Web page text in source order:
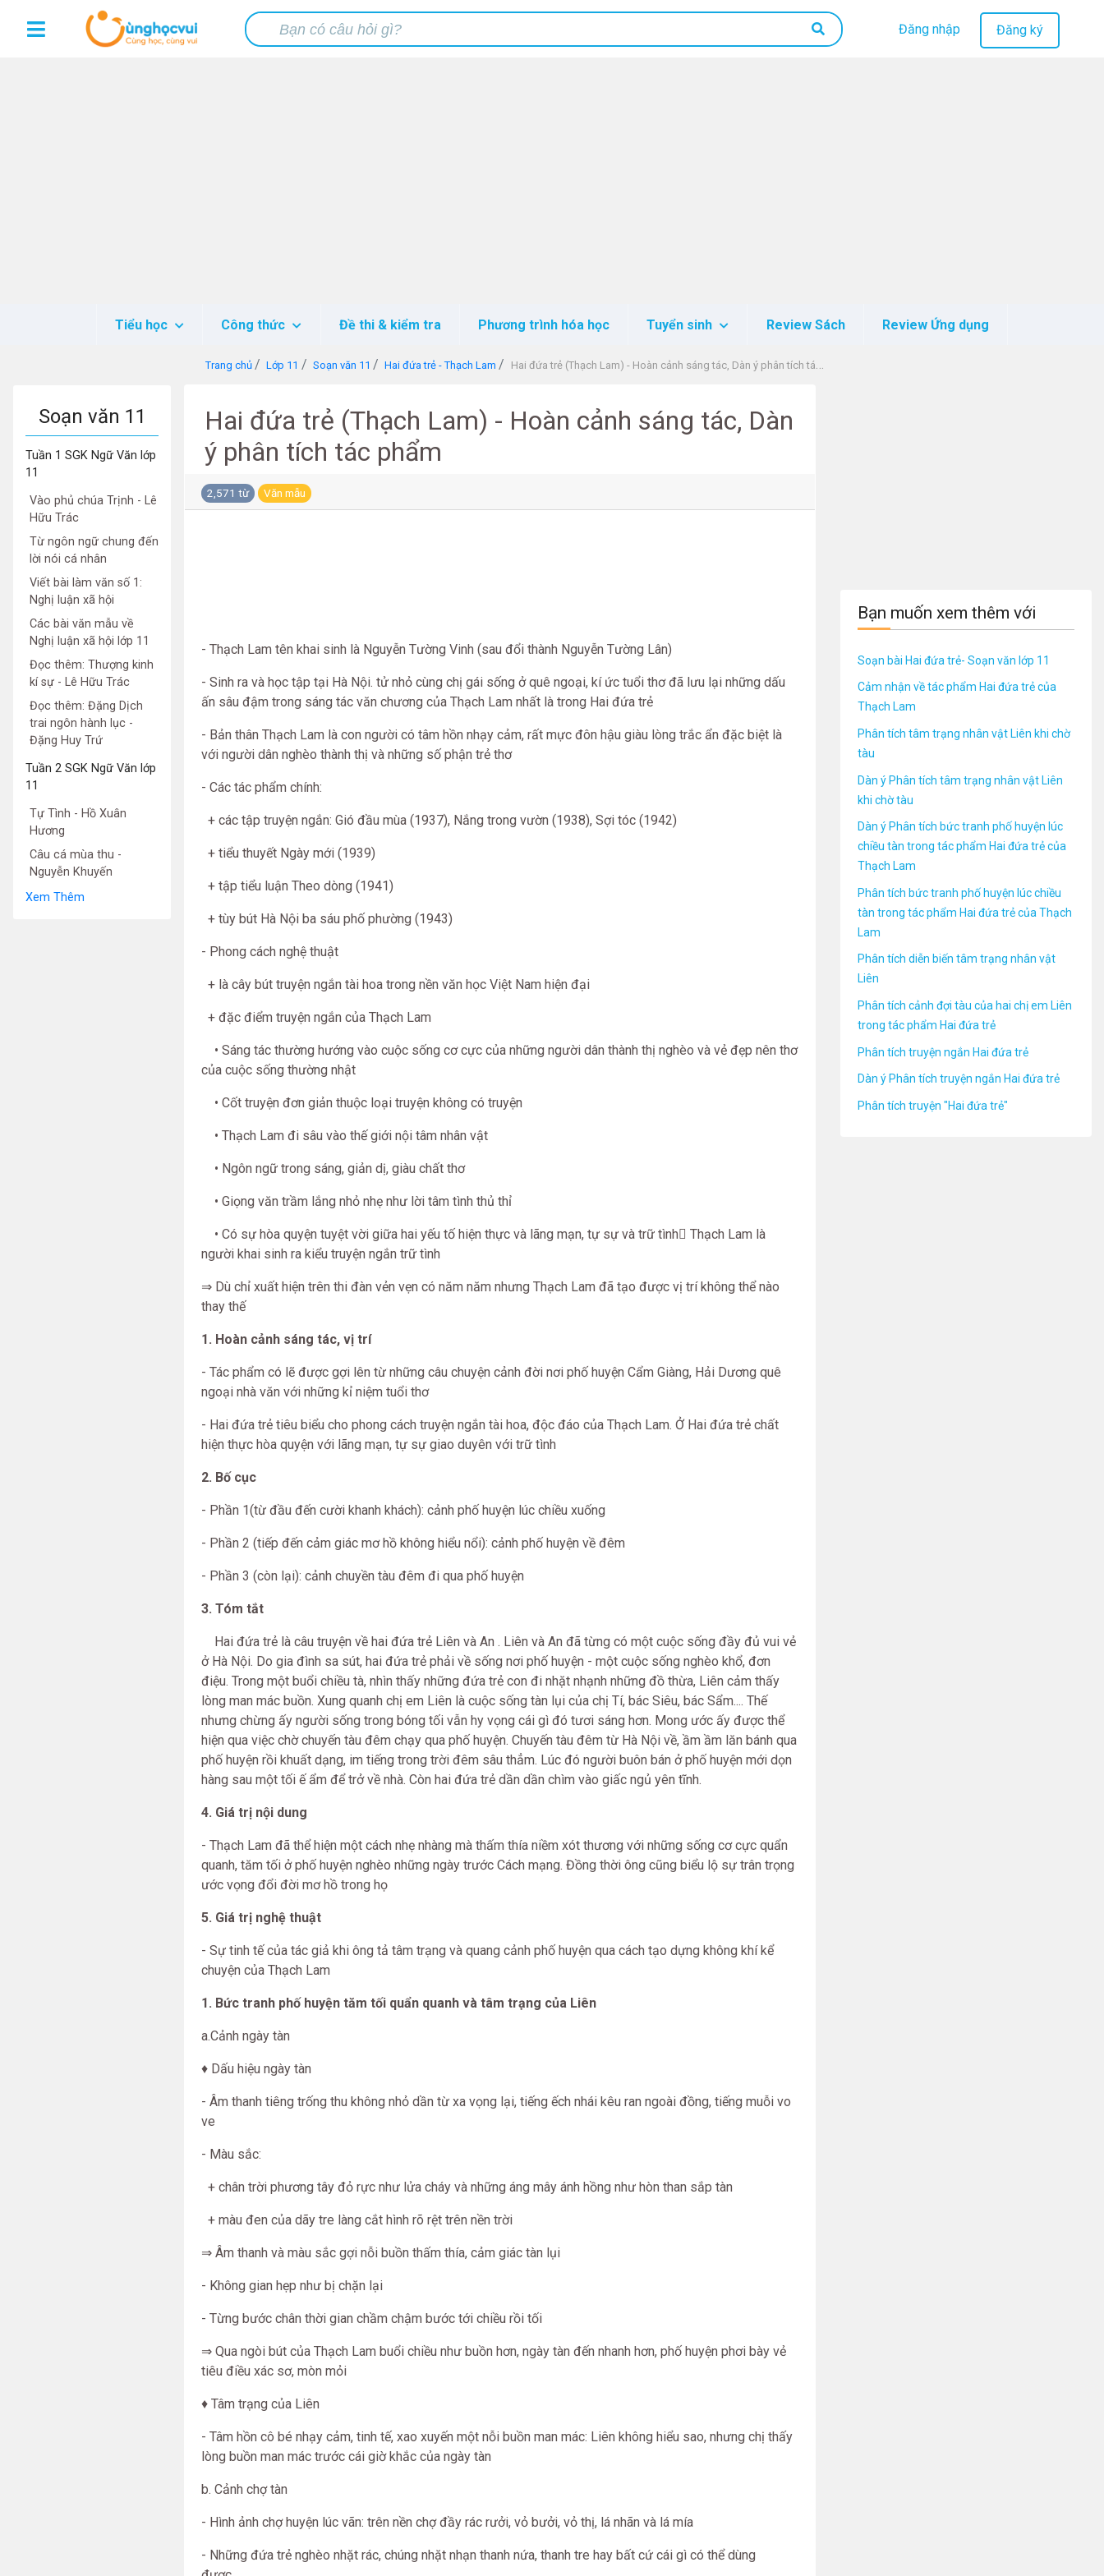
Đăng nhập Đăng ký
Tiểu học Công thức Đề thi & kiểm tra Phương trình hóa học Tuyển sinh Review Sách Review Ứng dụng
Trang chủ Lớp 11 Soạn văn 11 Hai đứa trẻ - Thạch Lam Hai đứa trẻ (Thạch Lam) - Hoàn cảnh sáng tác, Dàn ý phân tích tác phẩm
Soạn văn 11
Tuần 1 SGK Ngữ Văn lớp
11
Vào phủ chúa Trịnh - Lê
Hữu Trác
Từ ngôn ngữ chung đến
lời nói cá nhân
Viết bài làm văn số 1:
Nghị luận xã hội
Các bài văn mẫu về
Nghị luận xã hội lớp 11
Đọc thêm: Thượng kinh
kí sự - Lê Hữu Trác
Đọc thêm: Đặng Dịch
trai ngôn hành lục -
Đặng Huy Trứ
Tuần 2 SGK Ngữ Văn lớp
11
Tự Tình - Hồ Xuân
Hương
Câu cá mùa thu -
Nguyễn Khuyến
Xem Thêm
Hai đứa trẻ (Thạch Lam) - Hoàn cảnh sáng tác, Dàn
ý phân tích tác phẩm
2,571 từ Văn mẫu
- Thạch Lam tên khai sinh là Nguyễn Tường Vinh (sau đổi thành Nguyễn Tường Lân)
- Sinh ra và học tập tại Hà Nội. tử nhỏ cùng chị gái sống ở quê ngoại, kí ức tuổi thơ đã lưu lại những dấu
ấn sâu đậm trong sáng tác văn chương của Thạch Lam nhất là trong Hai đứa trẻ
- Bản thân Thạch Lam là con người có tâm hồn nhạy cảm, rất mực đôn hậu giàu lòng trắc ẩn đặc biệt là
với người dân nghèo thành thị và những số phận trẻ thơ
- Các tác phẩm chính:
+ các tập truyện ngắn: Gió đầu mùa (1937), Nắng trong vườn (1938), Sợi tóc (1942)
+ tiểu thuyết Ngày mới (1939)
+ tập tiểu luận Theo dòng (1941)
+ tùy bút Hà Nội ba sáu phố phường (1943)
- Phong cách nghệ thuật
+ là cây bút truyện ngắn tài hoa trong nền văn học Việt Nam hiện đại
+ đặc điểm truyện ngắn của Thạch Lam
• Sáng tác thường hướng vào cuộc sống cơ cực của những người dân thành thị nghèo và vẻ đẹp nên thơ
của cuộc sống thường nhật
• Cốt truyện đơn giản thuộc loại truyện không có truyện
• Thạch Lam đi sâu vào thế giới nội tâm nhân vật
• Ngôn ngữ trong sáng, giản dị, giàu chất thơ
• Giọng văn trầm lắng nhỏ nhẹ như lời tâm tình thủ thỉ
• Có sự hòa quyện tuyệt vời giữa hai yếu tố hiện thực và lãng mạn, tự sự và trữ tình Thạch Lam là
người khai sinh ra kiểu truyện ngắn trữ tình
⇒ Dù chỉ xuất hiện trên thi đàn vẻn vẹn có năm năm nhưng Thạch Lam đã tạo được vị trí không thể nào
thay thế
1. Hoàn cảnh sáng tác, vị trí
- Tác phẩm có lẽ được gợi lên từ những câu chuyện cảnh đời nơi phố huyện Cẩm Giàng, Hải Dương quê
ngoại nhà văn với những kỉ niệm tuổi thơ
- Hai đứa trẻ tiêu biểu cho phong cách truyện ngắn tài hoa, độc đáo của Thạch Lam. Ở Hai đứa trẻ chất
hiện thực hòa quyện với lãng mạn, tự sự giao duyên với trữ tình
2. Bố cục
- Phần 1(từ đầu đến cười khanh khách): cảnh phố huyện lúc chiều xuống
- Phần 2 (tiếp đến cảm giác mơ hồ không hiểu nổi): cảnh phố huyện về đêm
- Phần 3 (còn lại): cảnh chuyền tàu đêm đi qua phố huyện
3. Tóm tắt
Hai đứa trẻ là câu truyện về hai đứa trẻ Liên và An . Liên và An đã từng có một cuộc sống đầy đủ vui vẻ
ở Hà Nội. Do gia đình sa sút, hai đứa trẻ phải về sống nơi phố huyện - một cuộc sống nghèo khổ, đơn
điệu. Trong một buổi chiều tà, nhìn thấy những đứa trẻ con đi nhặt nhạnh những đồ thừa, Liên cảm thấy
lòng man mác buồn. Xung quanh chị em Liên là cuộc sống tàn lụi của chị Tí, bác Siêu, bác Sẩm.... Thế
nhưng chừng ấy người sống trong bóng tối vẫn hy vọng cái gì đó tươi sáng hơn. Mong ước ấy được thể
hiện qua việc chờ chuyến tàu đêm chạy qua phố huyện. Chuyến tàu đêm từ Hà Nội về, ầm ầm lăn bánh qua
phố huyện rồi khuất dạng, im tiếng trong trời đêm sâu thẳm. Lúc đó người buôn bán ở phố huyện mới dọn
hàng sau một tối ế ẩm để trở về nhà. Còn hai đứa trẻ dần dần chìm vào giấc ngủ yên tĩnh.
4. Giá trị nội dung
- Thạch Lam đã thể hiện một cách nhẹ nhàng mà thấm thía niềm xót thương với những sống cơ cực quẩn
quanh, tăm tối ở phố huyện nghèo những ngày trước Cách mạng. Đồng thời ông cũng biểu lộ sự trân trọng
ước vọng đổi đời mơ hồ trong họ
5. Giá trị nghệ thuật
- Sự tinh tế của tác giả khi ông tả tâm trạng và quang cảnh phố huyện qua cách tạo dựng không khí kể
chuyện của Thạch Lam
1. Bức tranh phố huyện tăm tối quẩn quanh và tâm trạng của Liên
a.Cảnh ngày tàn
♦ Dấu hiệu ngày tàn
- Âm thanh tiêng trống thu không nhỏ dần từ xa vọng lại, tiếng ếch nhái kêu ran ngoài đồng, tiếng muỗi vo
ve
- Màu sắc:
+ chân trời phương tây đỏ rực như lửa cháy và những áng mây ánh hồng như hòn than sắp tàn
+ màu đen của dãy tre làng cắt hình rõ rệt trên nền trời
⇒ Âm thanh và màu sắc gợi nỗi buồn thấm thía, cảm giác tàn lụi
- Không gian hẹp như bị chặn lại
- Từng bước chân thời gian chầm chậm bước tới chiều rồi tối
⇒ Qua ngòi bút của Thạch Lam buổi chiều như buồn hơn, ngày tàn đến nhanh hơn, phố huyện phơi bày vẻ
tiêu điều xác sơ, mòn mỏi
♦ Tâm trạng của Liên
- Tâm hồn cô bé nhạy cảm, tinh tế, xao xuyến một nỗi buồn man mác: Liên không hiểu sao, nhưng chị thấy
lòng buồn man mác trước cái giờ khắc của ngày tàn
b. Cảnh chợ tàn
- Hình ảnh chợ huyện lúc vãn: trên nền chợ đầy rác rưởi, vỏ bưởi, vỏ thị, lá nhãn và lá mía
- Những đứa trẻ nghèo nhặt rác, chúng nhặt nhạn thanh nứa, thanh tre hay bất cứ cái gì có thể dùng
Bạn muốn xem thêm với
Soạn bài Hai đứa trẻ- Soạn văn lớp 11
Cảm nhận về tác phẩm Hai đứa trẻ của
Thạch Lam
Phân tích tâm trạng nhân vật Liên khi chờ
tàu
Dàn ý Phân tích tâm trạng nhân vật Liên
khi chờ tàu
Dàn ý Phân tích bức tranh phố huyện lúc
chiều tàn trong tác phẩm Hai đứa trẻ của
Thạch Lam
Phân tích bức tranh phố huyện lúc chiều
tàn trong tác phẩm Hai đứa trẻ của Thạch
Lam
Phân tích diễn biến tâm trạng nhân vật
Liên
Phân tích cảnh đợi tàu của hai chị em Liên
trong tác phẩm Hai đứa trẻ
Phân tích truyện ngắn Hai đứa trẻ
Dàn ý Phân tích truyện ngắn Hai đứa trẻ
Phân tích truyện "Hai đứa trẻ"